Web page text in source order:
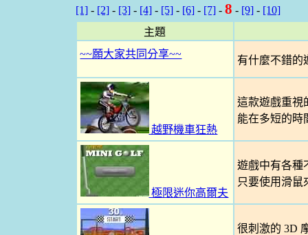
[1] - [2] - [3] - [4] - [5] - [6] - [7] -8 - [9] - [10]
主題
~~願大家共同分享~~
有什麼不錯的
越野機車狂熱
這款遊戲重視
能在多短的時
極限迷你高爾夫
遊戲中有各種
只要使用滑鼠
很刺激的 3D